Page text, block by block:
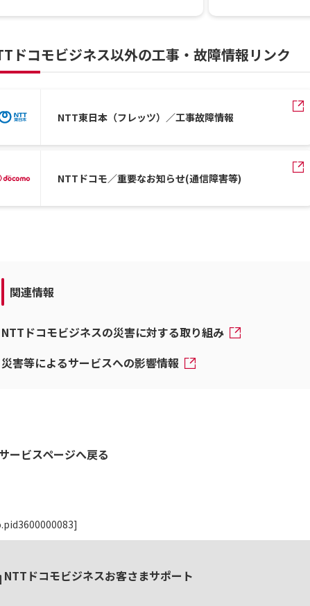
ドコモビジネス以外の工事・故障情報リンク
NTT東日本（フレッツ）／工事故障情報
NTTドコモ／重要なお知らせ(通信障害等)
関連情報
NTTドコモビジネスの災害に対する取り組み
災害等によるサービスへの影響情報
サービスページへ戻る
NTTドコモビジネスお客さまサポート